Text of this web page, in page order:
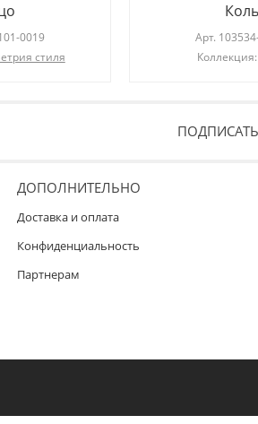
0019
стиля
Арт.
Коллекция:
ДОПОЛНИТЕЛЬНО
Доставка и оплата
Конфиденциальность
Партнерам